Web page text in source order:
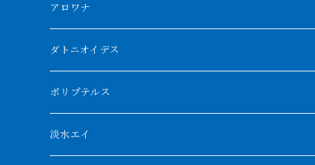
アロワナ
クンパイ
アブソリュートレッド
AGUS スーパーレッドF4
ダトニオイデス
シャムタイガー
特殊ダトニオ
ポリプテルス
モンスターポリプ
淡水エイ